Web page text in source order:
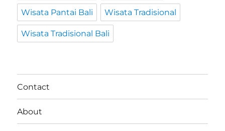
Wisata Pantai Bali Wisata Tradisional
Wisata Tradisional Bali
Contact
About